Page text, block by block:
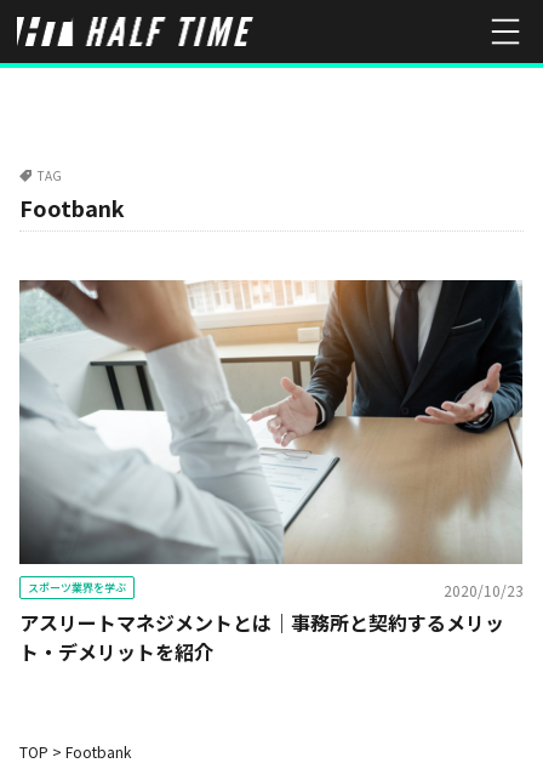
TAG
Footbank
スポーツ業界を学ぶ 2020/10/23
アスリートマネジメントとは｜事務所と契約するメリッ
ト・デメリットを紹介
TOP > Footbank